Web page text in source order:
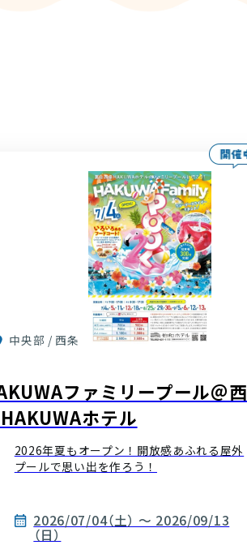
中央部 / 西条
ファミリープール＠西
ホテル
2026年夏もオープン！開放感あふれる屋外
プールで思い出を作ろう！
2026/07/04（土） ～ 2026/09/13
（日）